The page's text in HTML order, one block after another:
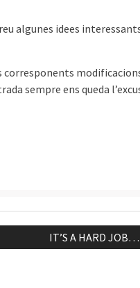
algunes idees
corresponents
sempre ens queda
Next
post:
IT’S A HARD JOB…